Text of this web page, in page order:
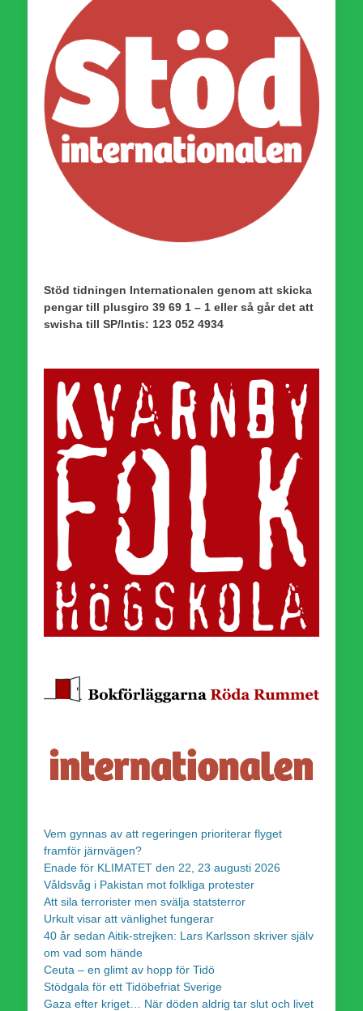
Stöd tidningen Internationalen genom att skicka
pengar till plusgiro 39 69 1 – 1 eller så går det att
swisha till SP/Intis: 123 052 4934
Vem gynnas av att regeringen prioriterar flyget
framför järnvägen?
Enade för KLIMATET den 22, 23 augusti 2026
Våldsvåg i Pakistan mot folkliga protester
Att sila terrorister men svälja statsterror
Urkult visar att vänlighet fungerar
40 år sedan Aitik-strejken: Lars Karlsson skriver själv
om vad som hände
Ceuta – en glimt av hopp för Tidö
Stödgala för ett Tidöbefriat Sverige
Gaza efter kriget… När döden aldrig tar slut och livet